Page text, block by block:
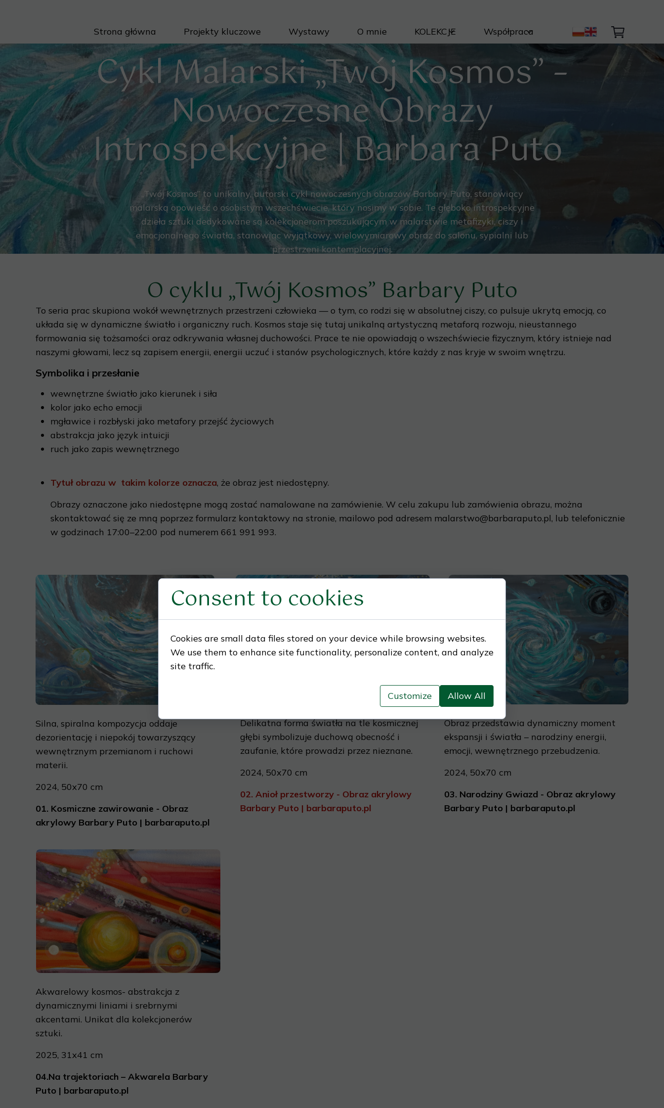
Cykl Malarski „Twój Kosmos” –
Nowoczesne Obrazy
Introspekcyjne | Barbara Puto
„Twój Kosmos” to unikalny, autorski cykl nowoczesnych obrazów Barbary Puto, stanowiący
malarską opowieść o osobistym wszechświecie, który nosimy w sobie. Te głęboko introspekcyjne
dzieła sztuki dedykowane są kolekcjonerom poszukującym w malarstwie metafizyki, ciszy i
emocjonalnego światła, stanowiąc wyjątkowy, wielowymiarowy obraz do salonu, sypialni lub
przestrzeni kontemplacyjnej.
Strona główna Projekty kluczowe Wystawy O mnie
KOLEKCJE
Projekty Autorskie
Cykle Światła i Natury
Inwestycja
Poradnik
Jak nabyć dzieło ?
Współpraca
Kontakt
O cyklu „Twój Kosmos” Barbary Puto
To seria prac skupiona wokół wewnętrznych przestrzeni człowieka — o tym, co rodzi się w absolutnej ciszy, co pulsuje ukrytą emocją, co
układa się w dynamiczne światło i organiczny ruch. Kosmos staje się tutaj unikalną artystyczną metaforą rozwoju, nieustannego
formowania się tożsamości oraz odkrywania własnej duchowości. Prace te nie opowiadają o wszechświecie fizycznym, który istnieje nad
naszymi głowami, lecz są zapisem energii, energii uczuć i stanów psychologicznych, które każdy z nas kryje w swoim wnętrzu.
Symbolika i przesłanie
wewnętrzne światło jako kierunek i siła
kolor jako echo emocji
mgławice i rozbłyski jako metafory przejść życiowych
abstrakcja jako język intuicji
ruch jako zapis wewnętrznego
Tytuł obrazu w takim kolorze oznacza, że obraz jest niedostępny.
Obrazy oznaczone jako niedostępne mogą zostać namalowane na zamówienie. W celu zakupu lub zamówienia obrazu, można
skontaktować się ze mną poprzez formularz kontaktowy na stronie, mailowo pod adresem malarstwo@barbaraputo.pl, lub telefonicznie
w godzinach 17:00–22:00 pod numerem 661 991 993.
Silna, spiralna kompozycja oddaje
dezorientację i niepokój towarzyszący
wewnętrznym przemianom i ruchowi
materii.
2024, 50x70 cm
01. Kosmiczne zawirowanie - Obraz
akrylowy Barbary Puto | barbaraputo.pl
Delikatna forma światła na tle kosmicznej
głębi symbolizuje duchową obecność i
zaufanie, które prowadzi przez nieznane.
2024, 50x70 cm
02. Anioł przestworzy - Obraz akrylowy
Barbary Puto | barbaraputo.pl
Obraz przedstawia dynamiczny moment
ekspansji i światła – narodziny energii,
emocji, wewnętrznego przebudzenia.
2024, 50x70 cm
03. Narodziny Gwiazd - Obraz akrylowy
Barbary Puto | barbaraputo.pl
Akwarelowy kosmos- abstrakcja z
dynamicznymi liniami i srebrnymi
akcentami. Unikat dla kolekcjonerów
sztuki.
2025, 31x41 cm
04.Na trajektoriach – Akwarela Barbary
Puto | barbaraputo.pl
Consent to cookies
Cookies are small data files stored on your device while browsing websites.
We use them to enhance site functionality, personalize content, and analyze
site traffic.
Customize Allow All